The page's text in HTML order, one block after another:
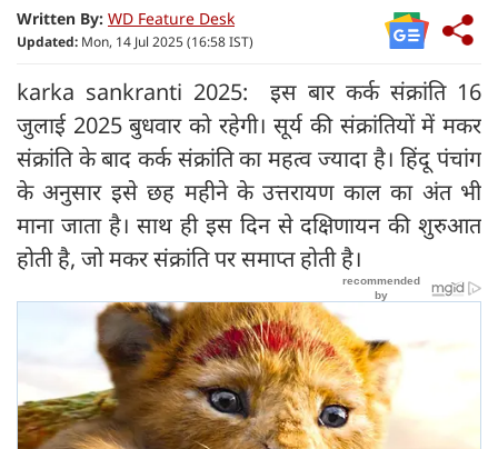
Written By: WD Feature Desk
Updated: Mon, 14 Jul 2025 (16:58 IST)
karka sankranti 2025: इस बार कर्क संक्रांति 16
जुलाई 2025 बुधवार को रहेगी। सूर्य की संक्रांतियों में मकर
संक्रांति के बाद कर्क संक्रांति का महत्व ज्यादा है। हिंदू पंचांग
के अनुसार इसे छह महीने के उत्तरायण काल का अंत भी
माना जाता है। साथ ही इस दिन से दक्षिणायन की शुरुआत
होती है, जो मकर संक्रांति पर समाप्त होती है।